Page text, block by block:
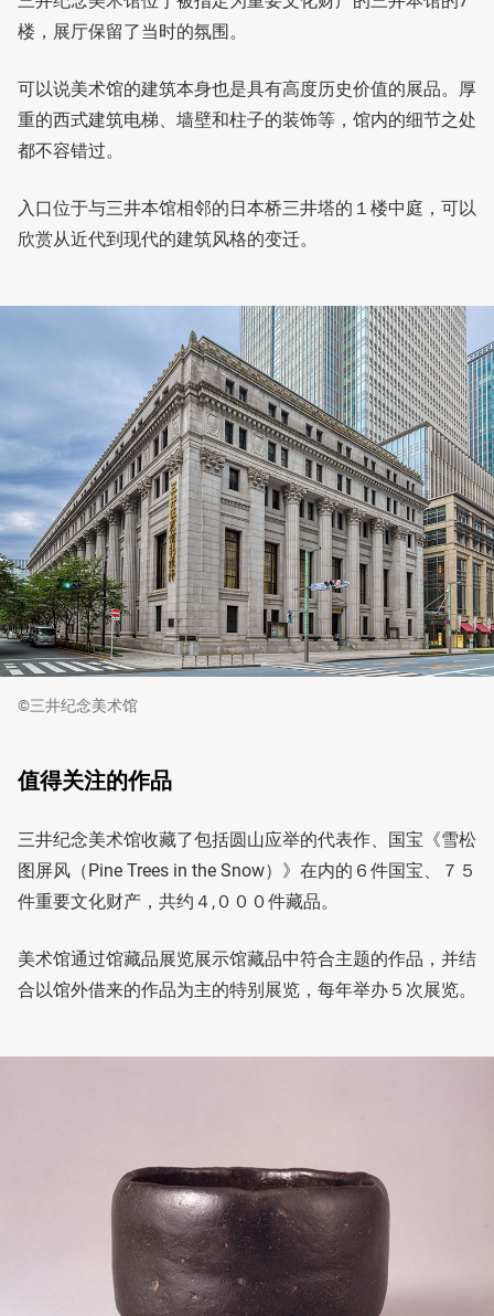
楼，展厅保留了当时的氛围。
可以说美术馆的建筑本身也是具有高度历史价值的展品。厚
重的西式建筑电梯、墙壁和柱子的装饰等，馆内的细节之处
都不容错过。
入口位于与三井本馆相邻的日本桥三井塔的１楼中庭，可以
欣赏从近代到现代的建筑风格的变迁。
©三井纪念美术馆
值得关注的作品
三井纪念美术馆收藏了包括圆山应举的代表作、国宝《雪松
图屏风（Pine Trees in the Snow）》在内的６件国宝、７５
件重要文化财产，共约４,０００件藏品。
美术馆通过馆藏品展览展示馆藏品中符合主题的作品，并结
合以馆外借来的作品为主的特别展览，每年举办５次展览。